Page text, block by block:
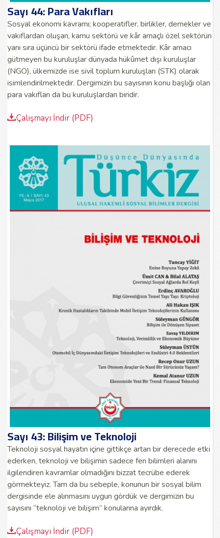
Sayı 44: Para Vakıfları
Sosyal ekonomi kavramı; kooperatifler, birlikler, dernekler ve
vakıflardan oluşan, kamu sektörü ve kâr amaçlı özel sektörün
yanı sıra üçüncü bir sektörü ifade etmektedir. Kâr amacı
gütmeyen bu kuruluşlar dünyada hükûmet dışı kuruluşlar
(NGO), ülkemizde ise sivil toplum kuruluşları (STK) olarak
isimlendirilmektedir. Dergimizin bu sayısının konu başlığı olan
para vakıfları da bu kuruluşlardan biridir.
Çalışmayı İndir (PDF)
Sayı 43: Bilişim ve Teknoloji
Teknoloji sosyal hayatın içine gittikçe artan bir derecede etki
ederken, teknoloji ve bilişimin sadece fen bilimleri alanını
ilgilendiren kavramlar olmadığını bizzat tecrübe ederek
görmekteyiz. Tam da bu sebeple, konunun bir sosyal bilim
dergisinde ele alınmasını uygun gördük ve dergimizin bu
sayısını “teknoloji ve bilişim” konularına ayırdık.
Çalışmayı İndir (PDF)